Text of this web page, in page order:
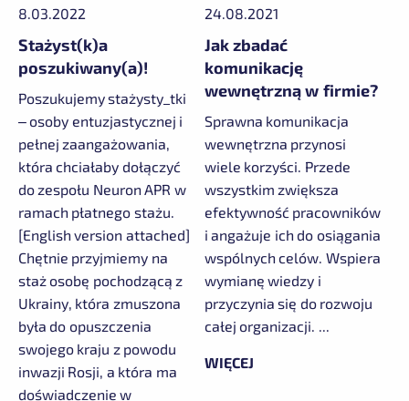
8.03.2022
Stażyst(k)a
poszukiwany(a)!
Poszukujemy stażysty_tki
– osoby entuzjastycznej i
pełnej zaangażowania,
która chciałaby dołączyć
do zespołu Neuron APR w
ramach płatnego stażu.
[English version attached]
Chętnie przyjmiemy na
staż osobę pochodzącą z
Ukrainy, która zmuszona
była do opuszczenia
swojego kraju z powodu
inwazji Rosji, a która ma
doświadczenie w
24.08.2021
Jak zbadać
komunikację
wewnętrzną w firmie?
Sprawna komunikacja
wewnętrzna przynosi
wiele korzyści. Przede
wszystkim zwiększa
efektywność pracowników
i angażuje ich do osiągania
wspólnych celów. Wspiera
wymianę wiedzy i
przyczynia się do rozwoju
całej organizacji. ...
WIĘCEJ